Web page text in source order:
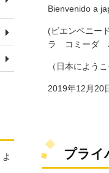
Bienvenido a
(ビエンベニ
ラ コミーダ
（日本によう
2019年12月20
プライ
よ